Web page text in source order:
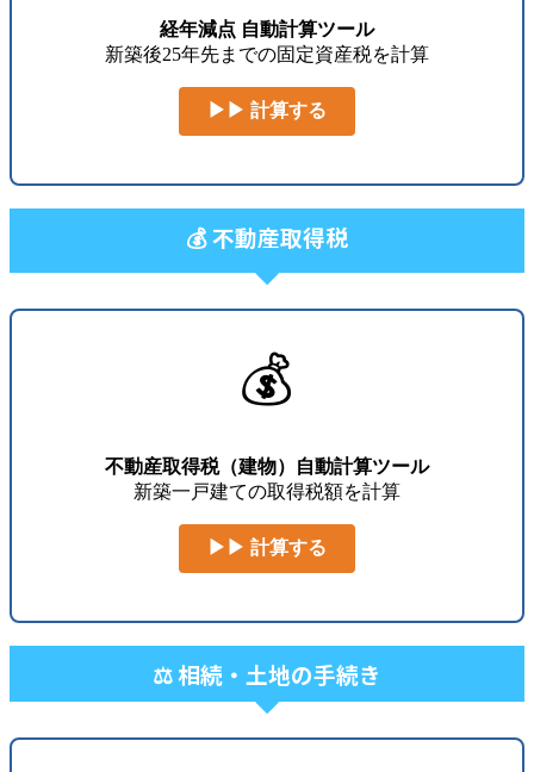
経年減点 自動計算ツール
新築後25年先までの固定資産税を計算
▶▶ 計算する
💰 不動産取得税
💰
不動産取得税（建物）自動計算ツール
新築一戸建ての取得税額を計算
▶▶ 計算する
⚖️ 相続・土地の手続き